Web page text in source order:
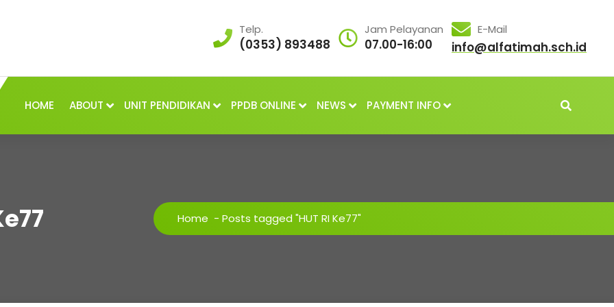
Telp.
(0353) 893488
Jam Pelayanan
07.00-16:00
E-Mail
info@alfatimah.sch.id
HOME ABOUT UNIT PENDIDIKAN PPDB ONLINE NEWS PAYMENT INFO
Home - Posts tagged "HUT RI Ke77"